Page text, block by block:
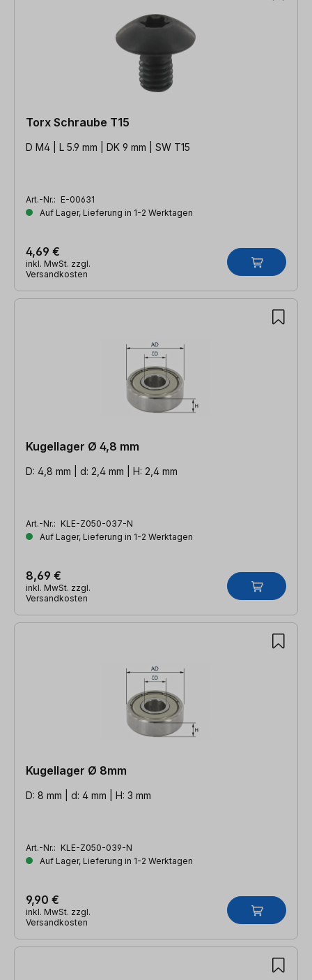
Torx Schraube T15
D M4 | L 5.9 mm | DK 9 mm | SW T15
Art.-Nr.: E-00631
Auf Lager, Lieferung in 1-2 Werktagen
4,69 €
inkl. MwSt. zzgl.
Versandkosten
Kugellager Ø 4,8 mm
D: 4,8 mm | d: 2,4 mm | H: 2,4 mm
Art.-Nr.: KLE-Z050-037-N
Auf Lager, Lieferung in 1-2 Werktagen
8,69 €
inkl. MwSt. zzgl.
Versandkosten
Kugellager Ø 8mm
D: 8 mm | d: 4 mm | H: 3 mm
Art.-Nr.: KLE-Z050-039-N
Auf Lager, Lieferung in 1-2 Werktagen
9,90 €
inkl. MwSt. zzgl.
Versandkosten